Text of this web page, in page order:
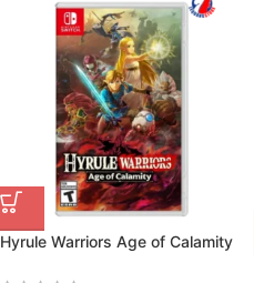
Hyrule Warriors Age of Calamity